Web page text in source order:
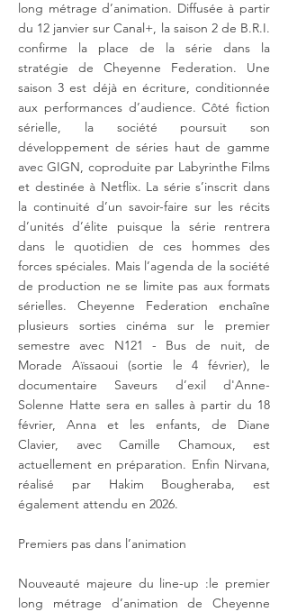
long métrage d’animation. Diffusée à partir
du 12 janvier sur Canal+, la saison 2 de B.R.I.
confirme la place de la série dans la
stratégie de Cheyenne Federation. Une
saison 3 est déjà en écriture, conditionnée
aux performances d’audience. Côté fiction
sérielle, la société poursuit son
développement de séries haut de gamme
avec GIGN, coproduite par Labyrinthe Films
et destinée à Netflix. La série s’inscrit dans
la continuité d’un savoir-faire sur les récits
d’unités d’élite puisque la série rentrera
dans le quotidien de ces hommes des
forces spéciales. Mais l’agenda de la société
de production ne se limite pas aux formats
sérielles. Cheyenne Federation enchaîne
plusieurs sorties cinéma sur le premier
semestre avec N121 - Bus de nuit, de
Morade Aïssaoui (sortie le 4 février), le
documentaire Saveurs d’exil d'Anne-
Solenne Hatte sera en salles à partir du 18
février, Anna et les enfants, de Diane
Clavier, avec Camille Chamoux, est
actuellement en préparation. Enfin Nirvana,
réalisé par Hakim Bougheraba, est
également attendu en 2026.
Premiers pas dans l’animation
Nouveauté majeure du line-up :le premier
long métrage d’animation de Cheyenne